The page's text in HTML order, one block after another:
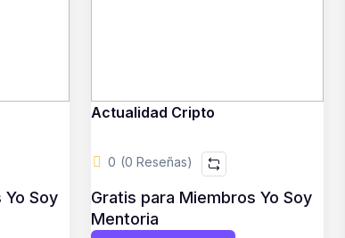
Soy
Actualidad Cripto
0 (0 Reseñas)
Gratis para Miembros Yo Soy
Mentoria